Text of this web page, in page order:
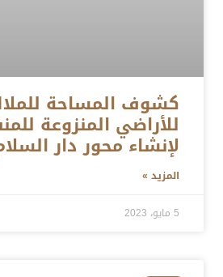
كشوف المساحة
للأراضي المنزوعة
لإنشاء محور دار
المزيد »
5 مايو، 2023